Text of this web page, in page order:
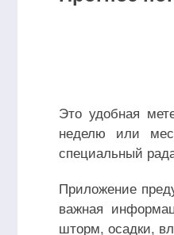
Это удобная
неделю или
специальный
Приложение
важная
шторм, осадки,